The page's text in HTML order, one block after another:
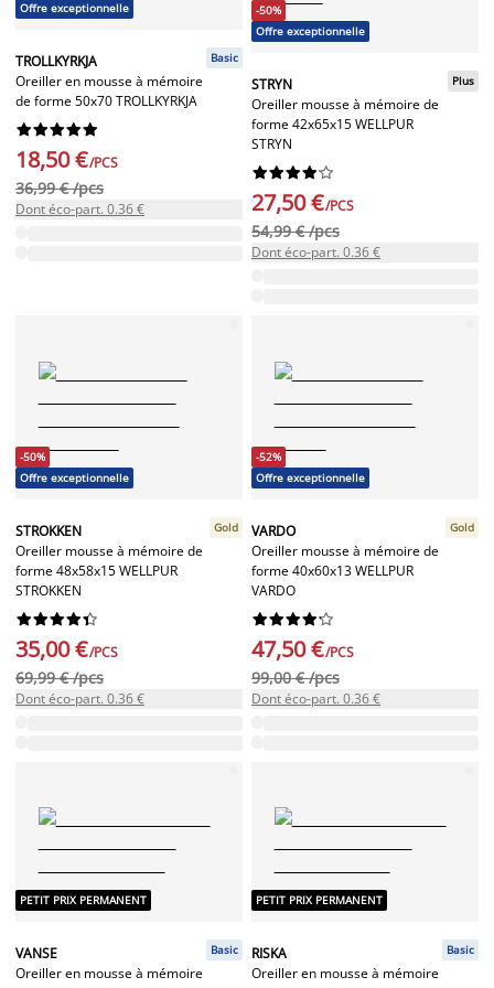
Offre exceptionnelle
TROLLKYRKJA
Oreiller en mousse à mémoire
de forme 50x70 TROLLKYRKJA
Basic






18,50 €/PCS
36,99 € /pcs
Dont éco-part. 0.36 €
-50%
Offre exceptionnelle
STRYN
Oreiller mousse à mémoire de
forme 42x65x15 WELLPUR
STRYN
Plus






27,50 €/PCS
54,99 € /pcs
Dont éco-part. 0.36 €
-50%
Offre exceptionnelle
STROKKEN
Oreiller mousse à mémoire de
forme 48x58x15 WELLPUR
STROKKEN
Gold






35,00 €/PCS
69,99 € /pcs
Dont éco-part. 0.36 €
-52%
Offre exceptionnelle
VARDO
Oreiller mousse à mémoire de
forme 40x60x13 WELLPUR
VARDO
Gold






47,50 €/PCS
99,00 € /pcs
Dont éco-part. 0.36 €
PETIT PRIX PERMANENT
VANSE
Oreiller en mousse à mémoire
Basic
PETIT PRIX PERMANENT
RISKA
Oreiller en mousse à mémoire
Basic